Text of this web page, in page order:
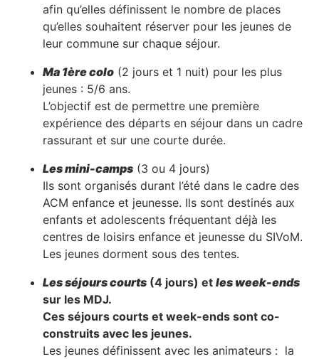
afin qu’elles définissent le nombre de places
qu’elles souhaitent réserver pour les jeunes de
leur commune sur chaque séjour.
Ma 1ère colo (2 jours et 1 nuit) pour les plus
jeunes : 5/6 ans.
L’objectif est de permettre une première
expérience des départs en séjour dans un cadre
rassurant et sur une courte durée.
Les mini-camps (3 ou 4 jours)
Ils sont organisés durant l’été dans le cadre des
ACM enfance et jeunesse. Ils sont destinés aux
enfants et adolescents fréquentant déjà les
centres de loisirs enfance et jeunesse du SIVoM.
Les jeunes dorment sous des tentes.
Les séjours courts (4 jours) et les week-ends
sur les MDJ.
Ces séjours courts et week-ends sont co-
construits avec les jeunes.
Les jeunes définissent avec les animateurs : la